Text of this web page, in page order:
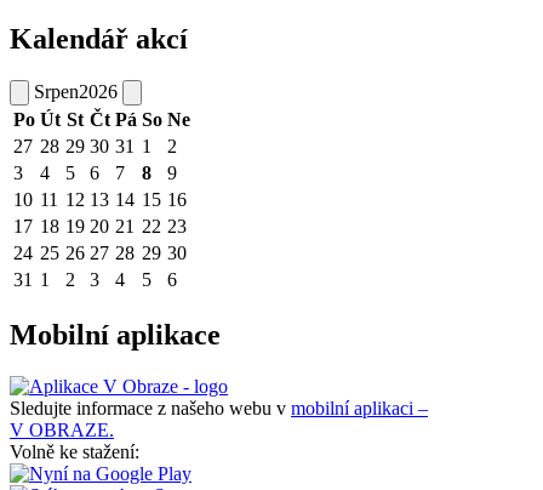
Kalendář akcí
Srpen2026
Po Út St Čt Pá So Ne
27 28 29 30 31 1
2
3
4 5 6 7 8
9
10 11 12 13 14 15 16
17 18 19 20 21 22 23
24 25 26 27 28 29 30
31 1 2 3 4 5 6
Mobilní aplikace
Sledujte informace z našeho webu v mobilní aplikaci –
V OBRAZE.
Volně ke stažení: